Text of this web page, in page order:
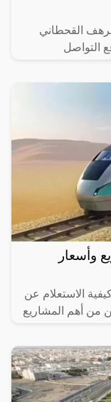
القحطاني
التواصل
وأسعار
الاستعلام عن
من أهم المشاريع